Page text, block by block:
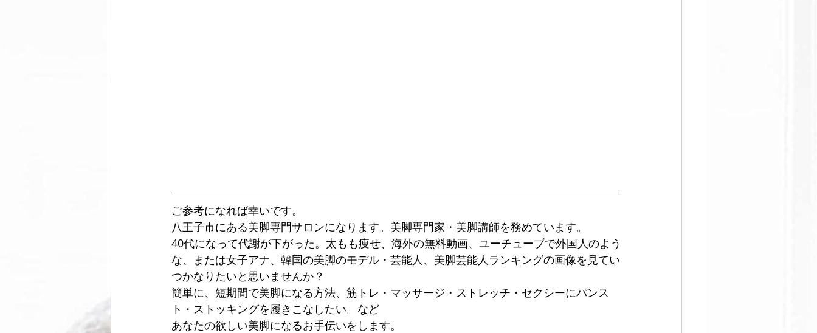
ご参考になれば幸いです。
八王子市にある美脚専門サロンになります。美脚専門家・美脚講師を務めています。
40代になって代謝が下がった。太もも痩せ、海外の無料動画、ユーチューブで外国人のよう
な、または女子アナ、韓国の美脚のモデル・芸能人、美脚芸能人ランキングの画像を見てい
つかなりたいと思いませんか？
簡単に、短期間で美脚になる方法、筋トレ・マッサージ・ストレッチ・セクシーにパンス
ト・ストッキングを履きこなしたい。など
あなたの欲しい美脚になるお手伝いをします。